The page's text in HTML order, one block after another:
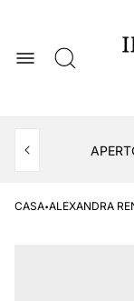
CASA·ALEXANDRA